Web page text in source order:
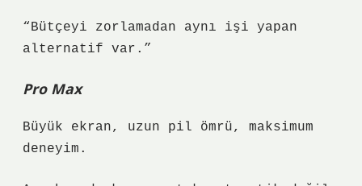
“Bütçeyi zorlamadan aynı işi yapan
alternatif var.”
Pro Max
Büyük ekran, uzun pil ömrü, maksimum
deneyim.